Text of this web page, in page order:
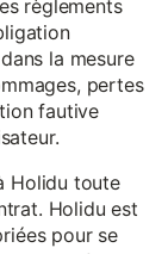
règlements
la mesure
pertes
fautive
Holidu toute
Holidu est
pour se